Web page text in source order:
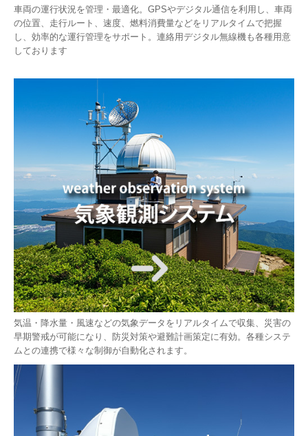
車両の運行状況を管理・最適化。GPSやデジタル通信を利用し、車両
の位置、走行ルート、速度、燃料消費量などをリアルタイムで把握
し、効率的な運行管理をサポート。連絡用デジタル無線機も各種用意
しております
気温・降水量・風速などの気象データをリアルタイムで収集、災害の
早期警戒が可能になり、防災対策や避難計画策定に有効。各種システ
ムとの連携で様々な制御が自動化されます。